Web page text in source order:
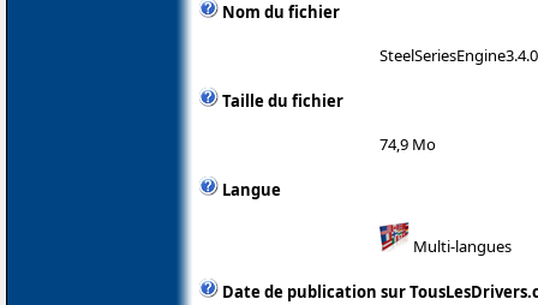
Nom du fichier
Taille du fichier
74,9 Mo
Langue
Multi-langues
Date de publication sur